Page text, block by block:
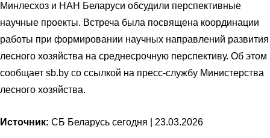
Минлесхоз и НАН Беларуси обсудили перспективные
научные проекты. Встреча была посвящена координации
работы при формировании научных направлений развития
лесного хозяйства на среднесрочную перспективу. Об этом
сообщает sb.by со ссылкой на пресс-службу Министерства
лесного хозяйства.
Источник: СБ Беларусь сегодня | 23.03.2026